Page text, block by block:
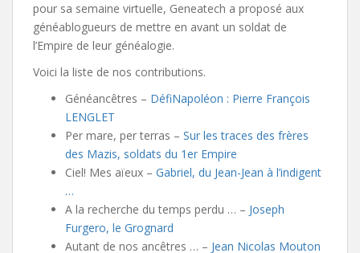
pour sa semaine virtuelle, Geneatech a proposé aux
généablogueurs de mettre en avant un soldat de
l’Empire de leur généalogie.
Voici la liste de nos contributions.
Généancêtres – DéfiNapoléon : Pierre François
LENGLET
Per mare, per terras – Sur les traces des frères
des Mazis, soldats du 1er Empire
Ciel! Mes aïeux – Gabriel, du Jean-Jean à l’indigent
…
A la recherche du temps perdu … – Joseph
Furgero, le Grognard
Autant de nos ancêtres … – Jean Nicolas Mouton